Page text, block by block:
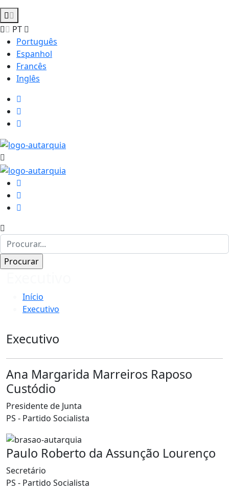
PT
Português
Espanhol
Francês
Inglês
Início
Executivo
Executivo
Ana Margarida Marreiros Raposo
Custódio
Presidente de Junta
PS - Partido Socialista
Paulo Roberto da Assunção Lourenço
Secretário
PS - Partido Socialista